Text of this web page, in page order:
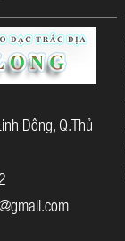
Đông, Q.Thủ